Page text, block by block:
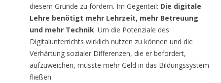
diesem Grunde zu fördern. Im Gegenteil: Die digitale
Lehre benötigt mehr Lehrzeit, mehr Betreuung
und mehr Technik. Um die Potenziale des
Digitalunterrichts wirklich nutzen zu können und die
Verhärtung sozialer Differenzen, die er befördert,
aufzuweichen, müsste mehr Geld in das Bildungssystem
fließen.